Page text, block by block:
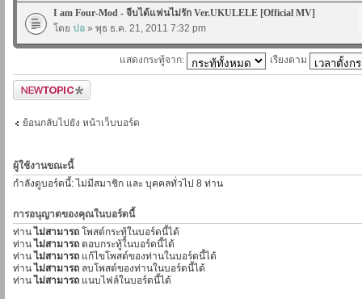
I am Four-Mod - จีบได้แฟนไม่รัก Ver.UKULELE [Official MV]
โดย ปอ » พุธ ธ.ค. 21, 2011 7:32 pm
แสดงกระทู้จาก: เรียงตาม
ตั้งกระทู้ใหม่
ย้อนกลับไปยัง หน้าเว็บบอร์ด
ผู้ใช้งานขณะนี้
กำลังดูบอร์ดนี้: ไม่มีสมาชิก และ บุคคลทั่วไป 8 ท่าน
การอนุญาตของคุณในบอร์ดนี้
ท่าน ไม่สามารถ โพสต์กระทู้ในบอร์ดนี้ได้
ท่าน ไม่สามารถ ตอบกระทู้ในบอร์ดนี้ได้
ท่าน ไม่สามารถ แก้ไขโพสต์ของท่านในบอร์ดนี้ได้
ท่าน ไม่สามารถ ลบโพสต์ของท่านในบอร์ดนี้ได้
ท่าน ไม่สามารถ แนบไฟล์ในบอร์ดนี้ได้